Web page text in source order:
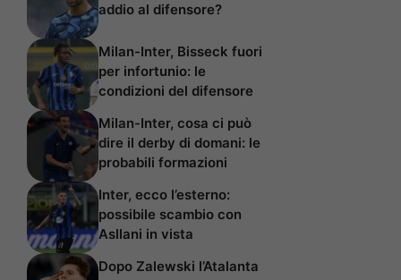
addio al difensore?
Milan-Inter, Bisseck fuori
per infortunio: le
condizioni del difensore
Milan-Inter, cosa ci può
dire il derby di domani: le
probabili formazioni
Inter, ecco l’esterno:
possibile scambio con
Asllani in vista
Dopo Zalewski l’Atalanta